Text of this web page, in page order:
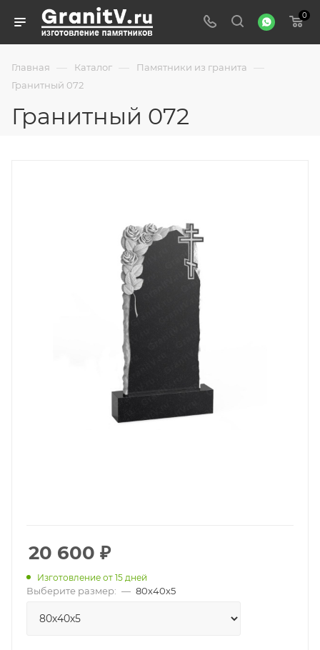
0
Главная — Каталог — Памятники из гранита —
Гранитный 072
Гранитный 072
20 600 ₽
Изготовление от 15 дней
Выберите размер: — 80х40х5